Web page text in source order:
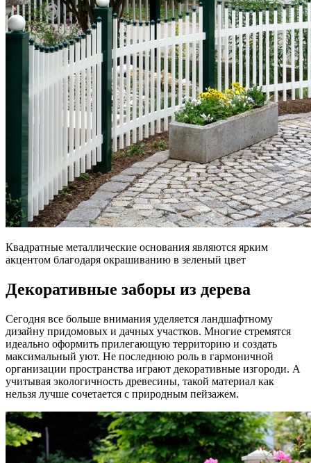
Квадратные металлические основания являются ярким
акцентом благодаря окрашиванию в зеленый цвет
Декоративные заборы из дерева
Сегодня все больше внимания уделяется ландшафтному
дизайну придомовых и дачных участков. Многие стремятся
идеально оформить прилегающую территорию и создать
максимальный уют. Не последнюю роль в гармоничной
организации пространства играют декоративные изгороди. А
учитывая экологичность древесины, такой материал как
нельзя лучше сочетается с природным пейзажем.